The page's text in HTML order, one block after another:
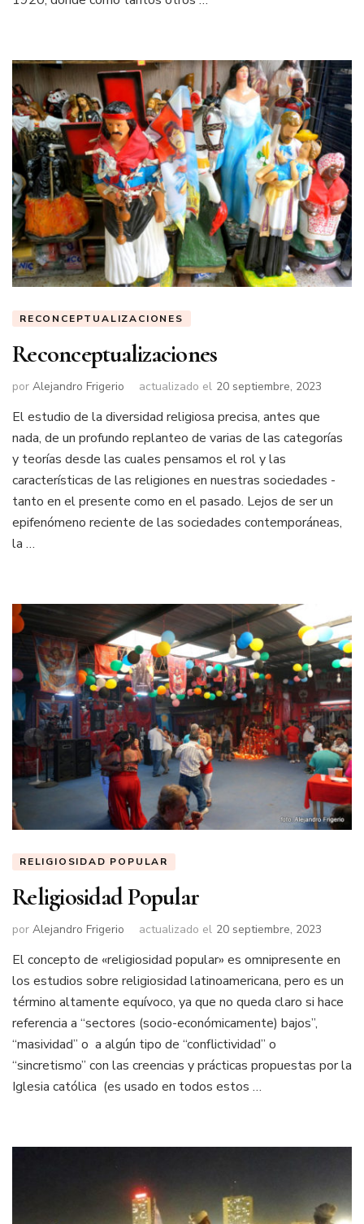
RECONCEPTUALIZACIONES
Reconceptualizaciones
por Alejandro Frigerio actualizado el 20 septiembre, 2023
El estudio de la diversidad religiosa precisa, antes que
nada, de un profundo replanteo de varias de las categorías
y teorías desde las cuales pensamos el rol y las
características de las religiones en nuestras sociedades -
tanto en el presente como en el pasado. Lejos de ser un
epifenómeno reciente de las sociedades contemporáneas,
la …
RELIGIOSIDAD POPULAR
Religiosidad Popular
por Alejandro Frigerio actualizado el 20 septiembre, 2023
El concepto de «religiosidad popular» es omnipresente en
los estudios sobre religiosidad latinoamericana, pero es un
término altamente equívoco, ya que no queda claro si hace
referencia a “sectores (socio-económicamente) bajos”,
“masividad” o a algún tipo de “conflictividad” o
“sincretismo” con las creencias y prácticas propuestas por la
Iglesia católica (es usado en todos estos …